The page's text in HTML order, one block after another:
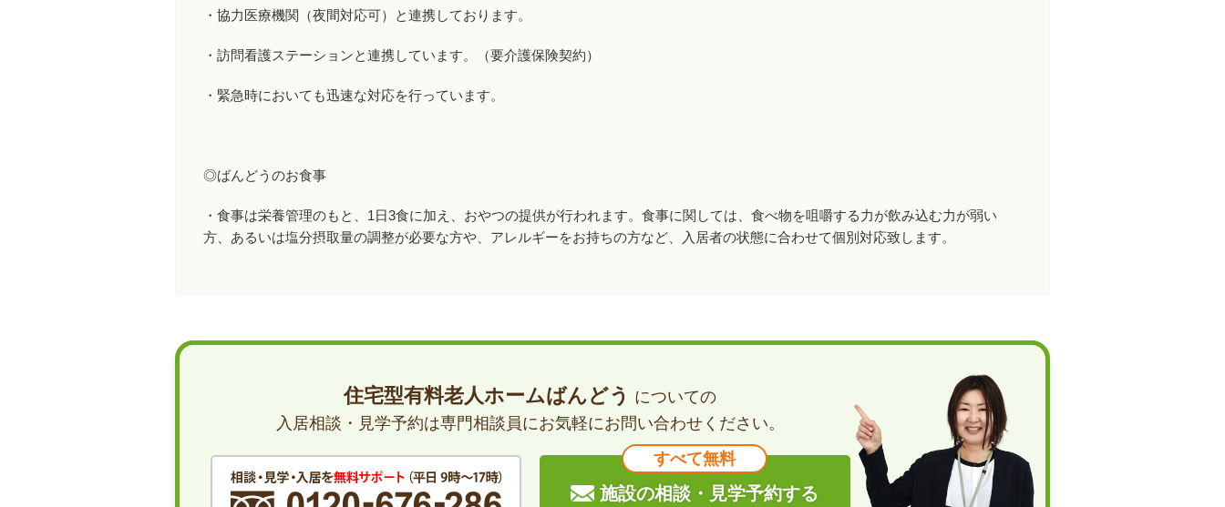
・協力医療機関（夜間対応可）と連携しております。
・訪問看護ステーションと連携しています。（要介護保険契約）
・緊急時においても迅速な対応を行っています。
◎ばんどうのお食事
・食事は栄養管理のもと、1日3食に加え、おやつの提供が行われます。食事に関しては、食べ物を咀嚼する力が飲み込む力が弱い
方、あるいは塩分摂取量の調整が必要な方や、アレルギーをお持ちの方など、入居者の状態に合わせて個別対応致します。
住宅型有料老人ホームばんどう についての
入居相談・見学予約は専門相談員にお気軽にお問い合わせください。
すべて無料
施設の相談・見学予約する